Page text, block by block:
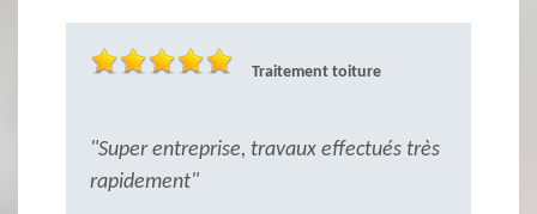
Traitement toiture
"Super entreprise, travaux effectués très
rapidement"